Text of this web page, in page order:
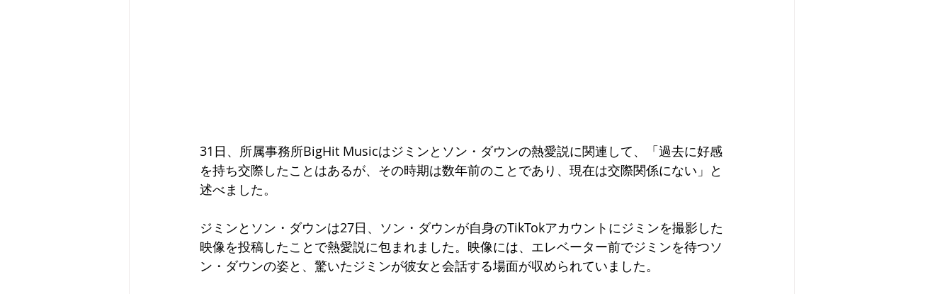
31日、所属事務所BigHit Musicはジミンとソン・ダウンの熱愛説に関連して、「過去に好感
を持ち交際したことはあるが、その時期は数年前のことであり、現在は交際関係にない」と
述べました。
ジミンとソン・ダウンは27日、ソン・ダウンが自身のTikTokアカウントにジミンを撮影した
映像を投稿したことで熱愛説に包まれました。映像には、エレベーター前でジミンを待つソ
ン・ダウンの姿と、驚いたジミンが彼女と会話する場面が収められていました。